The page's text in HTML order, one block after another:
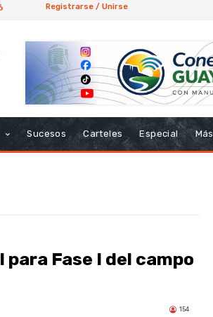
Registrarse / Unirse
Sucesos Carteles Especial Más
Fase I del campo
154